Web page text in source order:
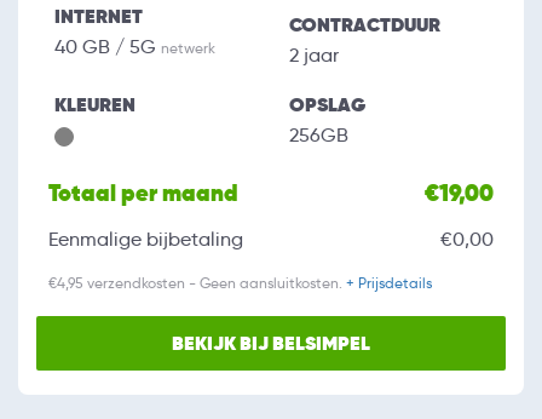
INTERNET
40 GB / 5G netwerk
CONTRACTDUUR
2 jaar
KLEUREN OPSLAG
256GB
Totaal per maand €19,00
Eenmalige bijbetaling €0,00
€4,95 verzendkosten - Geen aansluitkosten. + Prijsdetails
BEKIJK BIJ BELSIMPEL